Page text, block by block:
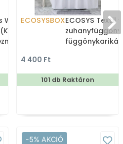
WC tartály
WC
ECOSYSBOXECOSYS Textil
zuhanyfüggöny
4 400 Ft
101 db Raktáron
-5% AKCIÓ